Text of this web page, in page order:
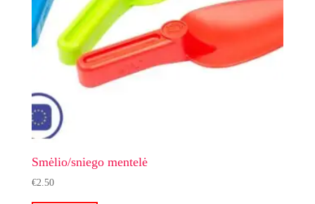
Smėlio/sniego mentelė
€2.50